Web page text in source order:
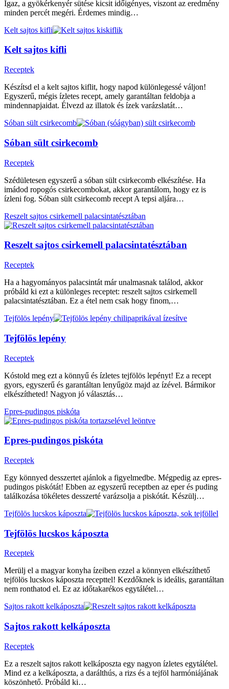
Igaz, a gyökérkenyér sütése kicsit időigényes, viszont az eredmény
minden percét megéri. Érdemes mindig…
Kelt sajtos kifli
Kelt sajtos kifli
Receptek
Készítsd el a kelt sajtos kiflit, hogy napod különlegessé váljon!
Egyszerű, mégis ízletes recept, amely garantáltan feldobja a
mindennapjaidat. Élvezd az illatok és ízek varázslatát…
Sóban sült csirkecomb
Sóban sült csirkecomb
Receptek
Szédületesen egyszerű a sóban sült csirkecomb elkészítése. Ha
imádod ropogós csirkecombokat, akkor garantálom, hogy ez is
ízleni fog. Sóban sült csirkecomb recept A tepsi aljára…
Reszelt sajtos csirkemell palacsintatésztában
Reszelt sajtos csirkemell palacsintatésztában
Receptek
Ha a hagyományos palacsintát már unalmasnak találod, akkor
próbáld ki ezt a különleges receptet: reszelt sajtos csirkemell
palacsintatésztában. Ez a étel nem csak hogy finom,…
Tejfölös lepény
Tejfölös lepény
Receptek
Kóstold meg ezt a könnyű és ízletes tejfölös lepényt! Ez a recept
gyors, egyszerű és garantáltan lenyűgöz majd az ízével. Bármikor
elkészítheted! Nagyon jó választás…
Epres-pudingos piskóta
Epres-pudingos piskóta
Receptek
Egy könnyed desszertet ajánlok a figyelmedbe. Mégpedig az epres-
pudingos piskótát! Ebben az egyszerű receptben az eper és puding
találkozása tökéletes desszerté varázsolja a piskótát. Készülj…
Tejfölös lucskos káposzta
Tejfölös lucskos káposzta
Receptek
Merülj el a magyar konyha ízeiben ezzel a könnyen elkészíthető
tejfölös lucskos káposzta recepttel! Kezdőknek is ideális, garantáltan
nem ronthatod el. Ez az időtakarékos egytálétel…
Sajtos rakott kelkáposzta
Sajtos rakott kelkáposzta
Receptek
Ez a reszelt sajtos rakott kelkáposzta egy nagyon ízletes egytálétel.
Mind ez a kelkáposzta, a darálthús, a rizs és a tejföl harmóniájának
köszönhető. Próbáld ki…